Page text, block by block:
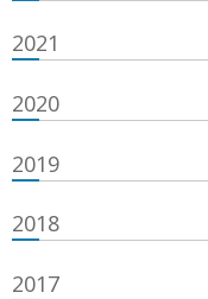
2021
2020
2019
2018
2017